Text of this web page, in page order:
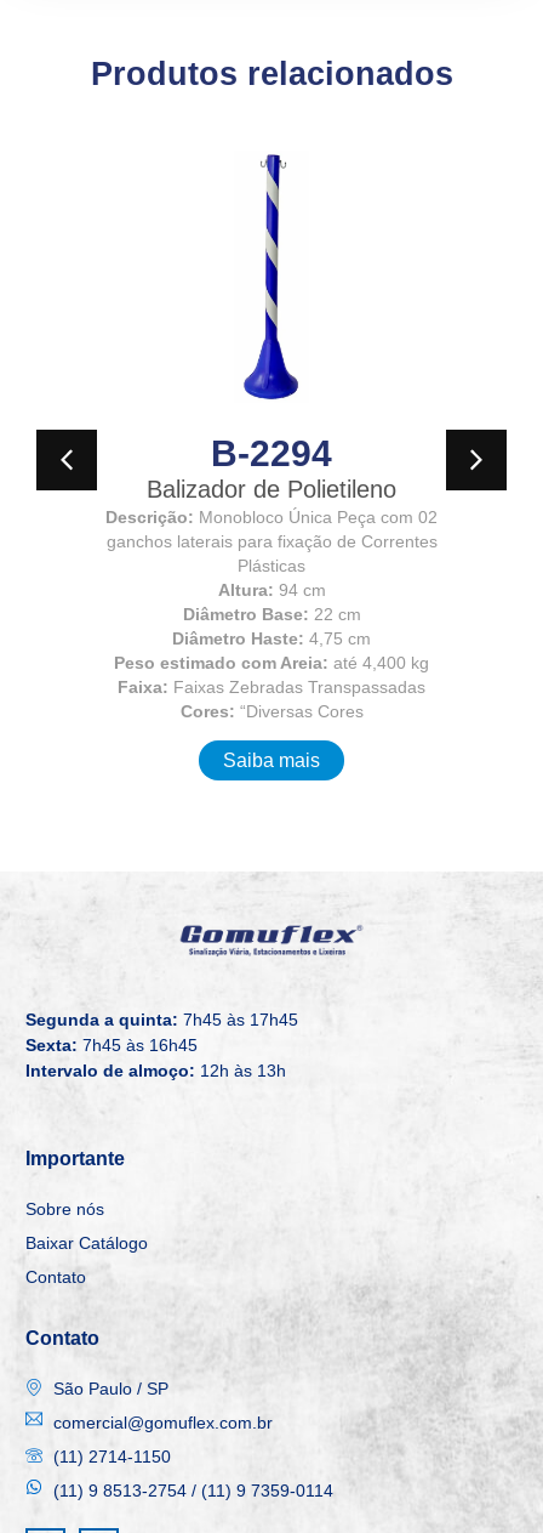
Produtos relacionados
B-2294
Balizador de Polietileno
Descrição: Monobloco Única Peça com 02
ganchos laterais para fixação de Correntes
Plásticas
Altura: 94 cm
Diâmetro Base: 22 cm
Diâmetro Haste: 4,75 cm
Peso estimado com Areia: até 4,400 kg
Faixa: Faixas Zebradas Transpassadas
Cores: “Diversas Cores
Saiba mais
Segunda a quinta: 7h45 às 17h45
Sexta: 7h45 às 16h45
Intervalo de almoço: 12h às 13h
Importante
Sobre nós
Baixar Catálogo
Contato
Contato
São Paulo / SP
comercial@gomuflex.com.br
(11) 2714-1150
(11) 9 8513-2754 / (11) 9 7359-0114